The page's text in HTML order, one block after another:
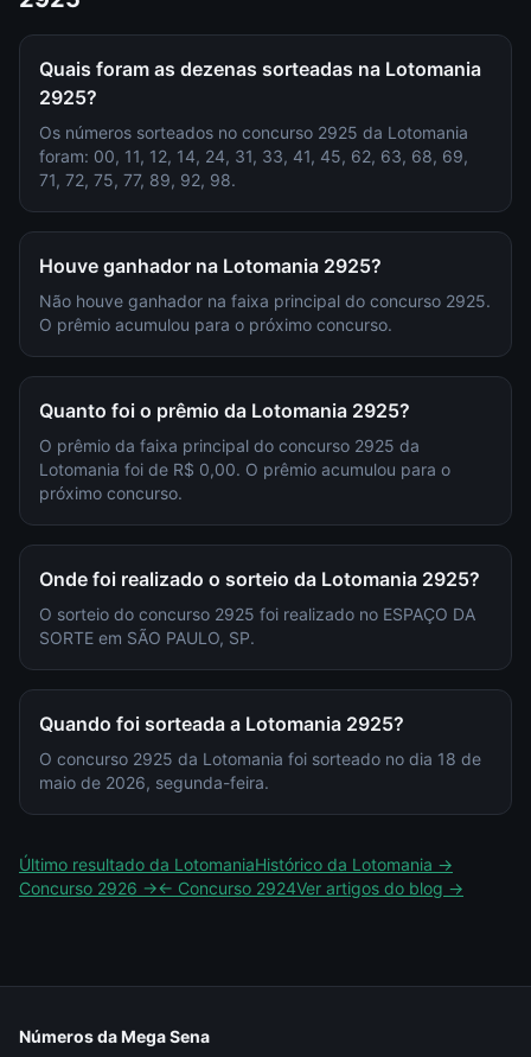
Quais foram as dezenas sorteadas na Lotomania
2925?
Os números sorteados no concurso 2925 da Lotomania
foram: 00, 11, 12, 14, 24, 31, 33, 41, 45, 62, 63, 68, 69,
71, 72, 75, 77, 89, 92, 98.
Houve ganhador na Lotomania 2925?
Não houve ganhador na faixa principal do concurso 2925.
O prêmio acumulou para o próximo concurso.
Quanto foi o prêmio da Lotomania 2925?
O prêmio da faixa principal do concurso 2925 da
Lotomania foi de R$ 0,00. O prêmio acumulou para o
próximo concurso.
Onde foi realizado o sorteio da Lotomania 2925?
O sorteio do concurso 2925 foi realizado no ESPAÇO DA
SORTE em SÃO PAULO, SP.
Quando foi sorteada a Lotomania 2925?
O concurso 2925 da Lotomania foi sorteado no dia 18 de
maio de 2026, segunda-feira.
Último resultado da LotomaniaHistórico da Lotomania →
Concurso 2926 →← Concurso 2924Ver artigos do blog →
Números da Mega Sena